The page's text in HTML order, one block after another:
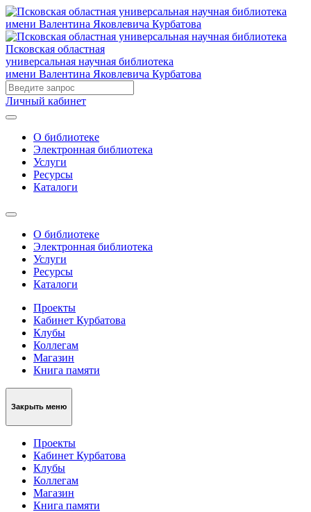
Псковская областная
универсальная научная библиотека
имени Валентина Яковлевича Курбатова
Личный кабинет
О библиотеке
Электронная библиотека
Услуги
Ресурсы
Каталоги
О библиотеке
Электронная библиотека
Услуги
Ресурсы
Каталоги
Проекты
Кабинет Курбатова
Клубы
Коллегам
Магазин
Книга памяти
Закрыть меню
Проекты
Кабинет Курбатова
Клубы
Коллегам
Магазин
Книга памяти